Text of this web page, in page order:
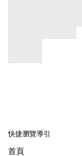
快捷瀏覽導引
首頁